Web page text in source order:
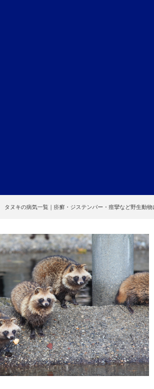
タヌキの病気一覧｜疥癬・ジステンパー・痙攣など野生動